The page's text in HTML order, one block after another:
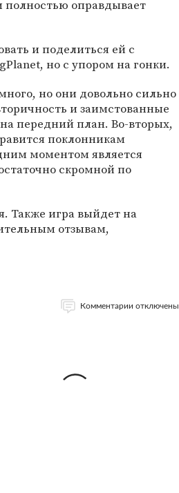
полностью оправдывает
и поделиться ей с
но с упором на гонки.
но они довольно сильно
и заимстованные
передний план. Во-вторых,
поклонникам
моментом является
скромной по
Также игра выйдет на
отзывам,
Комментарии отключены